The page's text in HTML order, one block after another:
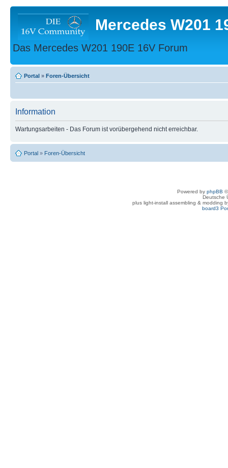
Mercedes W201
Das Mercedes W201 190E 16V Forum
Portal » Foren-Übersicht
Information
Wartungsarbeiten - Das Forum ist vorübergehend nicht erreichbar.
Portal » Foren-Übersicht
Powered by phpBB
Deutsche
plus light-install assembling & modding
board3